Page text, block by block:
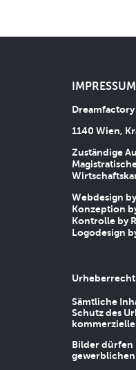
1140 Wien,
Zuständige
Webdesign
Konzeption
Kontrolle by
Logodesign
Urheberrecht
Sämtliche
Schutz des
Bilder dürfen